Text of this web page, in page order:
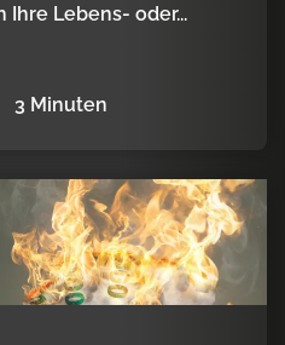
Lebens- oder...
3 Minuten